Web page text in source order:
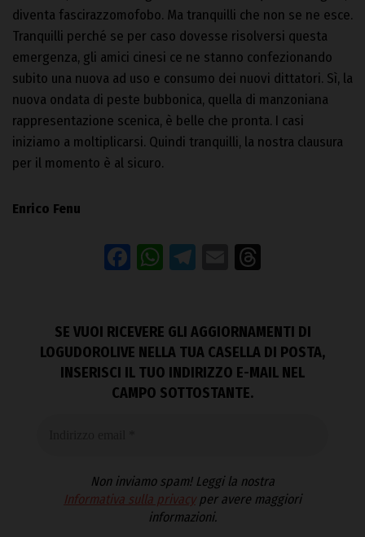
diventa fascirazzomofobo. Ma tranquilli che non se ne esce.
Tranquilli perché se per caso dovesse risolversi questa
emergenza, gli amici cinesi ce ne stanno confezionando
subito una nuova ad uso e consumo dei nuovi dittatori. Sì, la
nuova ondata di peste bubbonica, quella di manzoniana
rappresentazione scenica, è belle che pronta. I casi
iniziamo a moltiplicarsi. Quindi tranquilli, la nostra clausura
per il momento è al sicuro.
Enrico Fenu
Facebook
WhatsApp
Telegram
Email
SE VUOI RICEVERE GLI AGGIORNAMENTI DI
LOGUDOROLIVE NELLA TUA CASELLA DI POSTA,
INSERISCI IL TUO INDIRIZZO E-MAIL NEL
CAMPO SOTTOSTANTE.
Non inviamo spam! Leggi la nostra
Informativa sulla privacyper avere maggiori
informazioni.